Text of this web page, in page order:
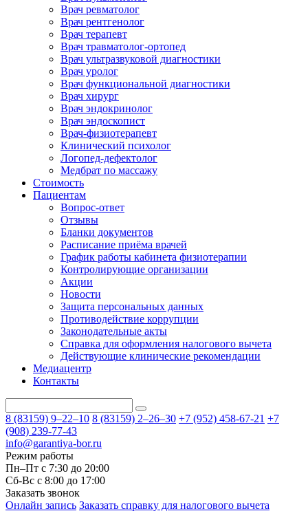
Врач ревматолог
Врач рентгенолог
Врач терапевт
Врач травматолог-ортопед
Врач ультразвуковой диагностики
Врач уролог
Врач функциональной диагностики
Врач хирург
Врач эндокринолог
Врач эндоскопист
Врач-физиотерапевт
Клинический психолог
Логопед-дефектолог
Медбрат по массажу
Стоимость
Пациентам
Вопрос-ответ
Отзывы
Бланки документов
Расписание приёма врачей
График работы кабинета физиотерапии
Контролирующие организации
Акции
Новости
Защита персональных данных
Противодействие коррупции
Законодательные акты
Справка для оформления налогового вычета
Действующие клинические рекомендации
Медиацентр
Контакты
8 (83159) 9–22–10 8 (83159) 2–26–30 +7 (952) 458-67-21 +7
(908) 239-77-43
info@garantiya-bor.ru
Режим работы
Пн–Пт с 7:30 до 20:00
Cб-Вс с 8:00 до 17:00
Заказать звонок
Онлайн запись Заказать справку для налогового вычета